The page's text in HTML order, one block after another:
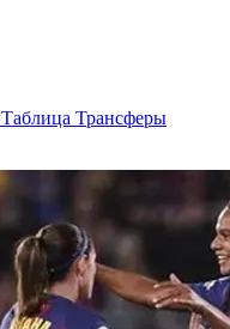
Таблица Трансферы